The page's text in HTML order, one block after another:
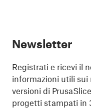
Newsletter
Registrati e ricevi il
informazioni utili sui
versioni di
progetti stampati in